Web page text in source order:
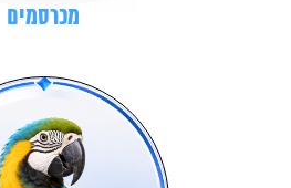
מכרסמים